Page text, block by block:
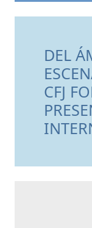
DEL
CFJ